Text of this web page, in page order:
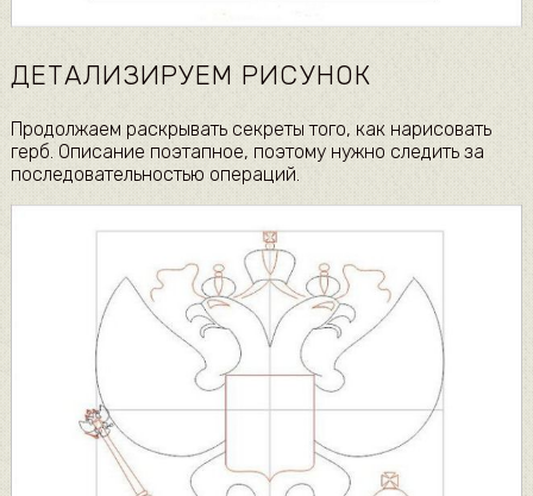
ДЕТАЛИЗИРУЕМ РИСУНОК
Продолжаем раскрывать секреты того, как нарисовать
герб. Описание поэтапное, поэтому нужно следить за
последовательностью операций.